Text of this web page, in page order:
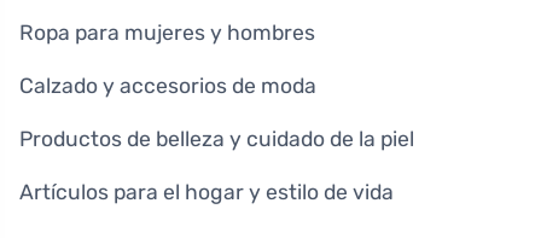
Ropa para mujeres y hombres
Calzado y accesorios de moda
Productos de belleza y cuidado de la piel
Artículos para el hogar y estilo de vida